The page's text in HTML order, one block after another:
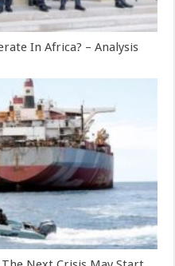
In Africa? – Analysis